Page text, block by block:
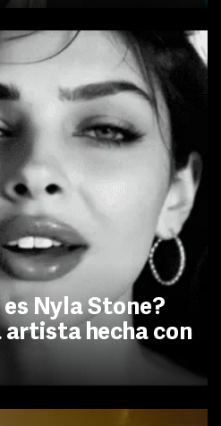
es Nyla Stone?
artista hecha con